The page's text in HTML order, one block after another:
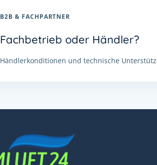
B2B & FACHPARTNER
Fachbetrieb oder Händler?
Händlerkonditionen und technische